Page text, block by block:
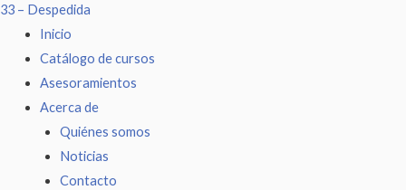
33 – Despedida
Inicio
Catálogo de cursos
Asesoramientos
Acerca de
Quiénes somos
Noticias
Contacto